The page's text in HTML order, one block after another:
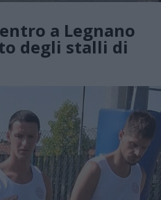
a Legnano
degli stalli di